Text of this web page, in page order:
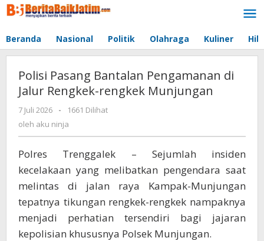
Lewati
ke
Beranda Nasional Politik Olahraga Kuliner
Polisi Pasang Bantalan Pengamanan di
Jalur Rengkek-rengkek Munjungan
7 Juli 2026
oleh
aku
ninja
-
1661 Dilihat
oleh aku ninja
Polres Trenggalek – Sejumlah insiden
kecelakaan yang melibatkan pengendara saat
melintas di jalan raya Kampak-Munjungan
tepatnya tikungan rengkek-rengkek nampaknya
menjadi perhatian tersendiri bagi jajaran
kepolisian khususnya Polsek Munjungan.